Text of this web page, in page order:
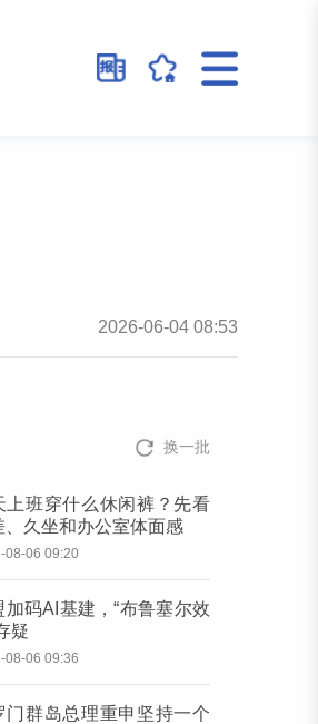
2026-06-04 08:53
换一批
上班穿什么休闲裤？先看
、久坐和办公室体面感
08-06 09:20
加码AI基建，“布鲁塞尔效
疑
08-06 09:36
门群岛总理重申坚持一个